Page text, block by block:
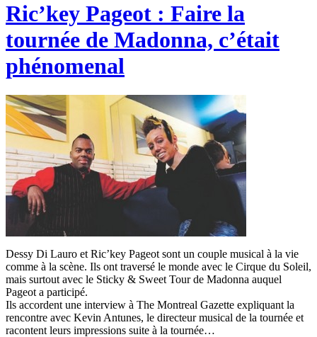
Ric’key Pageot : Faire la
tournée de Madonna, c’était
phénomenal
Dessy Di Lauro et Ric’key Pageot sont un couple musical à la vie
comme à la scène. Ils ont traversé le monde avec le Cirque du Soleil,
mais surtout avec le Sticky & Sweet Tour de Madonna auquel
Pageot a participé.
Ils accordent une interview à The Montreal Gazette expliquant la
rencontre avec Kevin Antunes, le directeur musical de la tournée et
racontent leurs impressions suite à la tournée…